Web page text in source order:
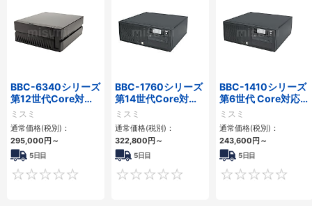
BBC-6340シリーズ
第12世代Core対応
小型フロアマウント
PC2PCI/2PCIe
ミスミ
通常価格(税別)：
295,000円～
5日目
0
BBC-1760シリーズ
第14世代Core対応
小型フロアマウント
3PCIe
ミスミ
通常価格(税別)：
322,800円～
5日目
0
BBC-1410シリーズ
第6世代 Core対応フ
ロアマウントFAPC
3PCI・3PCIe
ミスミ
通常価格(税別)：
243,600円～
5日目